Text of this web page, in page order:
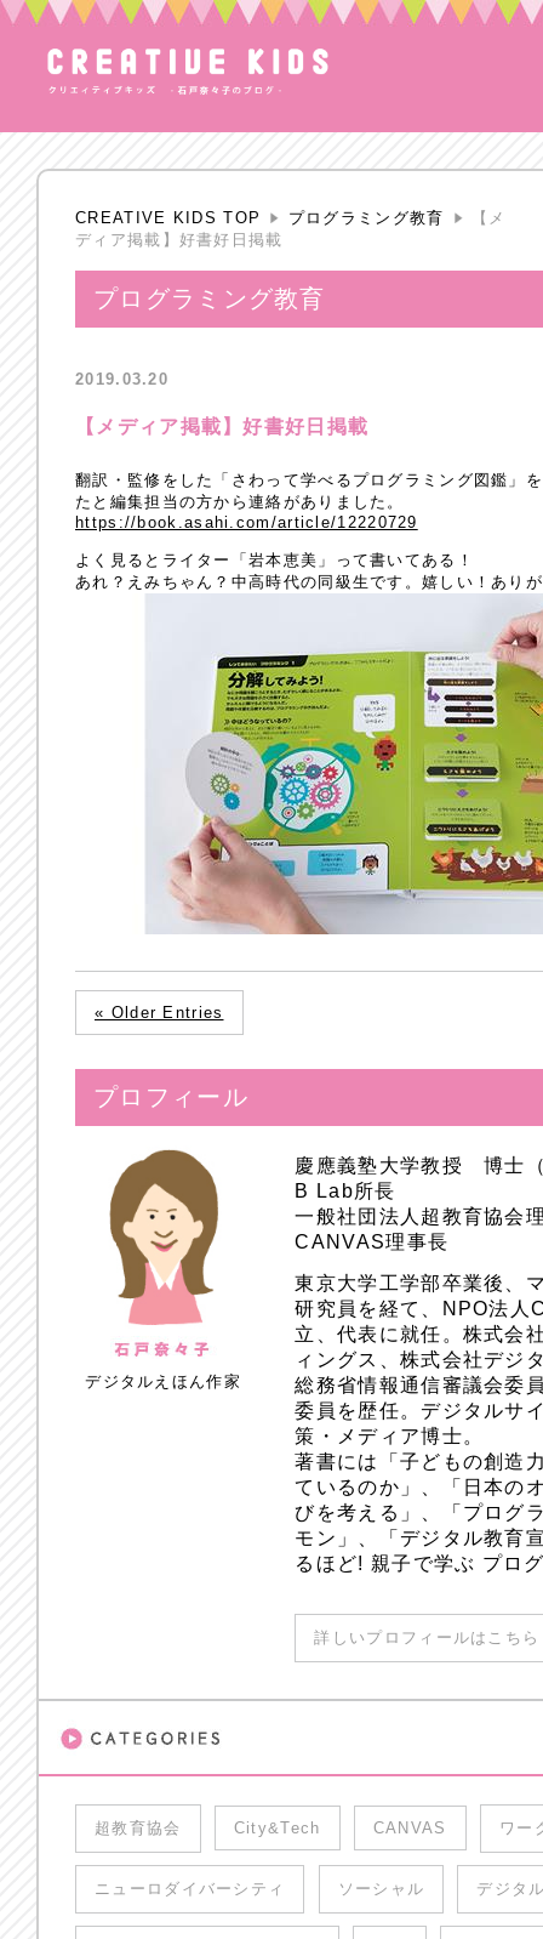
CREATIVE KIDS TOP プログラミング教育
【メ
ディア掲載】好書好日掲載
プログラミング教育
2019.03.20
【メディア掲載】好書好日掲載
翻訳・監修をした「さわって学べるプログラミング図鑑」
たと編集担当の方から連絡がありました。
https://book.asahi.com/article/12220729
よく見るとライター「岩本恵美」って書いてある！
あれ？えみちゃん？中高時代の同級生です。嬉しい！あり
« Older Entries
プロフィール
デジタルえほん作家
慶應義塾大学教授 博士
B Lab所長
一般社団法人超教育協会
CANVAS理事長
東京大学工学部卒業後、
研究員を経て、NPO法人
立、代表に就任。株式会
ィングス、株式会社デジ
総務省情報通信審議会委
委員を歴任。デジタルサ
策・メディア博士。
著書には「子どもの創造
ているのか」、「日本の
びを考える」、「プログ
モン」、「デジタル教育
るほど! 親子で学ぶ プロ
詳しいプロフィールはこち
超教育協会 City&Tech CANVAS ワー
ニューロダイバーシティ ソーシャル デジタ